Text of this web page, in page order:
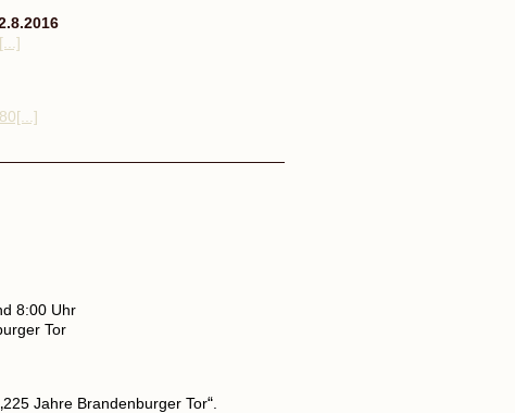
8:00 Uhr
Tor
225 Jahre Brandenburger Tor“.